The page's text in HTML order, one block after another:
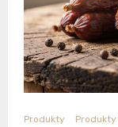
Produkty